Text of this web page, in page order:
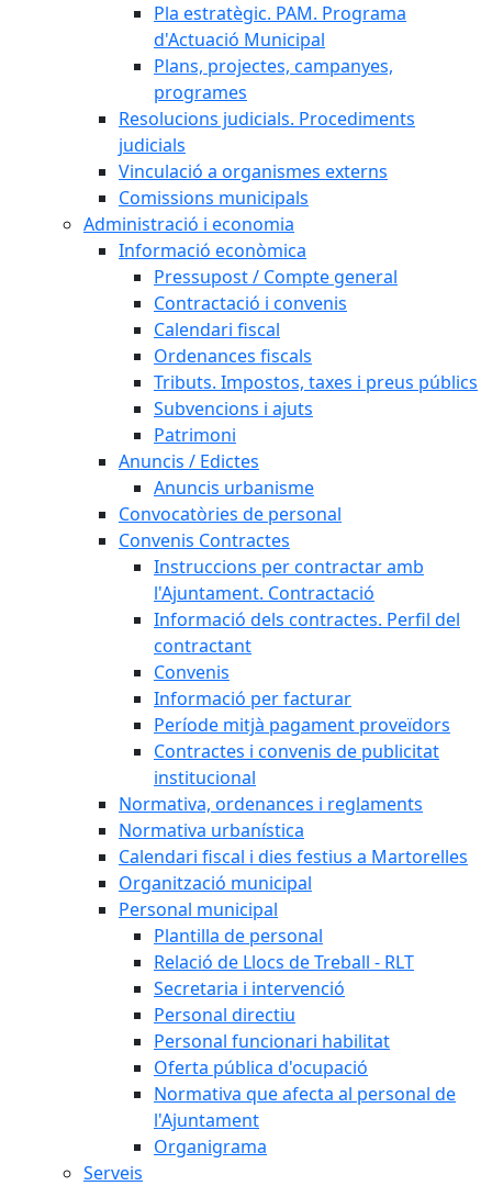
Pla estratègic. PAM. Programa
d'Actuació Municipal
Plans, projectes, campanyes,
programes
Resolucions judicials. Procediments
judicials
Vinculació a organismes externs
Comissions municipals
Administració i economia
Informació econòmica
Pressupost / Compte general
Contractació i convenis
Calendari fiscal
Ordenances fiscals
Tributs. Impostos, taxes i preus públics
Subvencions i ajuts
Patrimoni
Anuncis / Edictes
Anuncis urbanisme
Convocatòries de personal
Convenis Contractes
Instruccions per contractar amb
l'Ajuntament. Contractació
Informació dels contractes. Perfil del
contractant
Convenis
Informació per facturar
Període mitjà pagament proveïdors
Contractes i convenis de publicitat
institucional
Normativa, ordenances i reglaments
Normativa urbanística
Calendari fiscal i dies festius a Martorelles
Organització municipal
Personal municipal
Plantilla de personal
Relació de Llocs de Treball - RLT
Secretaria i intervenció
Personal directiu
Personal funcionari habilitat
Oferta pública d'ocupació
Normativa que afecta al personal de
l'Ajuntament
Organigrama
Serveis